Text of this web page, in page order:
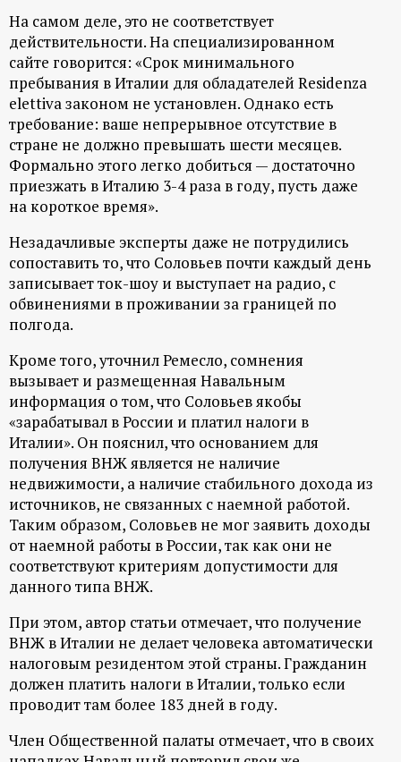
т
а
л
На самом деле, это не соответствует
действительности. На специализированном
сайте говорится: «Срок минимального
пребывания в Италии для обладателей Residenza
elettiva законом не установлен. Однако есть
требование: ваше непрерывное отсутствие в
стране не должно превышать шести месяцев.
Формально этого легко добиться — достаточно
приезжать в Италию 3-4 раза в году, пусть даже
на короткое время».
Незадачливые эксперты даже не потрудились
сопоставить то, что Соловьев почти каждый день
записывает ток-шоу и выступает на радио, с
обвинениями в проживании за границей по
полгода.
Кроме того, уточнил Ремесло, сомнения
вызывает и размещенная Навальным
информация о том, что Соловьев якобы
«зарабатывал в России и платил налоги в
Италии». Он пояснил, что основанием для
получения ВНЖ является не наличие
недвижимости, а наличие стабильного дохода из
источников, не связанных с наемной работой.
Таким образом, Соловьев не мог заявить доходы
от наемной работы в России, так как они не
соответствуют критериям допустимости для
данного типа ВНЖ.
При этом, автор статьи отмечает, что получение
ВНЖ в Италии не делает человека автоматически
налоговым резидентом этой страны. Гражданин
должен платить налоги в Италии, только если
проводит там более 183 дней в году.
Член Общественной палаты отмечает, что в своих